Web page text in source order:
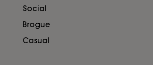
Social
Brogue
Casual